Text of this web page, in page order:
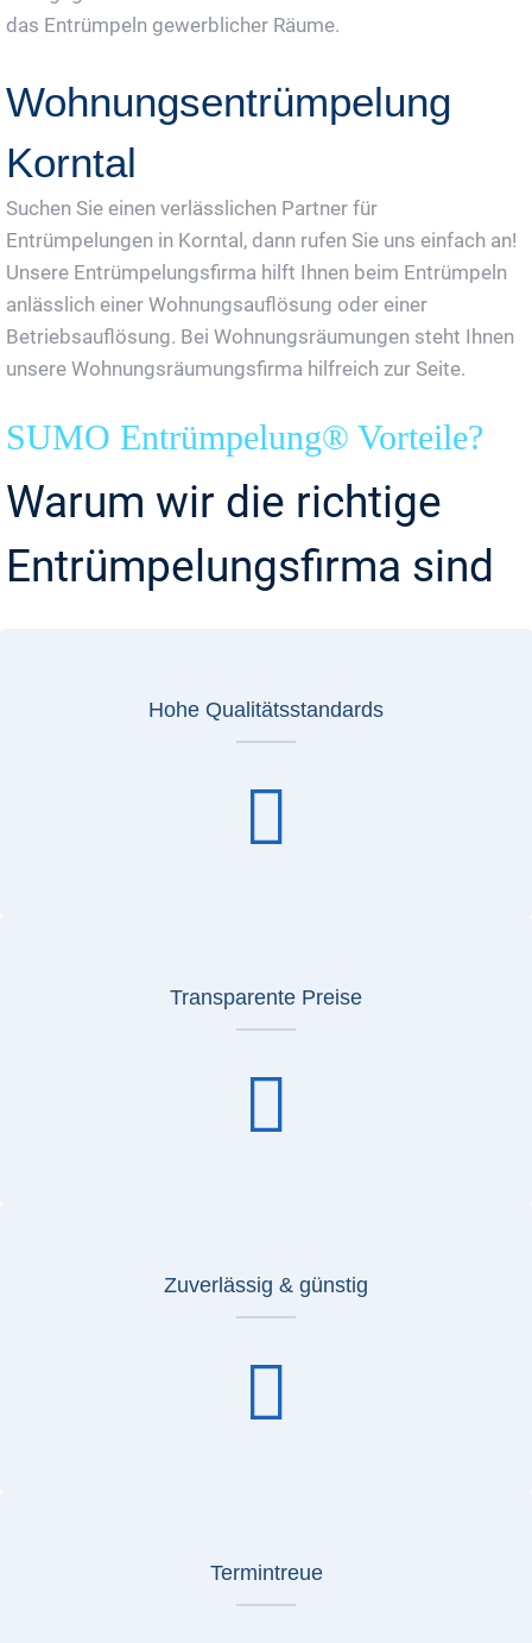
das Entrümpeln gewerblicher Räume.
Wohnungsentrümpelung
Korntal
Suchen Sie einen verlässlichen Partner für
Entrümpelungen in Korntal, dann rufen Sie uns einfach an!
Unsere Entrümpelungsfirma hilft Ihnen beim Entrümpeln
anlässlich einer Wohnungsauflösung oder einer
Betriebsauflösung. Bei Wohnungsräumungen steht Ihnen
unsere Wohnungsräumungsfirma hilfreich zur Seite.
SUMO Entrümpelung® Vorteile?
Warum wir die richtige
Entrümpelungsfirma sind
Hohe Qualitätsstandards
Transparente Preise
Zuverlässig & günstig
Termintreue